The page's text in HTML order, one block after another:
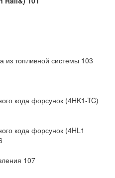
из топливной системы 103
кода форсунок (4HK1-TC)
кода форсунок (4HL1
107